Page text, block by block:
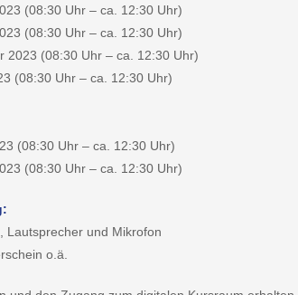
(08:30 Uhr – ca. 12:30 Uhr)
(08:30 Uhr – ca. 12:30 Uhr)
2023 (08:30 Uhr – ca. 12:30 Uhr)
(08:30 Uhr – ca. 12:30 Uhr)
(08:30 Uhr – ca. 12:30 Uhr)
(08:30 Uhr – ca. 12:30 Uhr)
Lautsprecher und Mikrofon
o.ä.